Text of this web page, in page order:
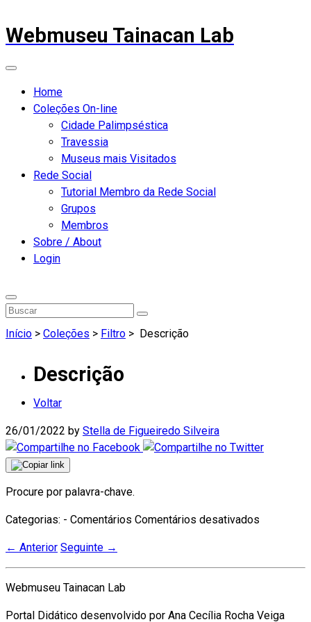
Webmuseu Tainacan Lab
Home
Coleções On-line
Cidade Palimpséstica
Travessia
Museus mais Visitados
Rede Social
Tutorial Membro da Rede Social
Grupos
Membros
Sobre / About
Login
Início > Coleções > Filtro > Descrição
Descrição
Voltar
26/01/2022 by Stella de Figueiredo Silveira
Procure por palavra-chave.
Categorias: - Comentários Comentários desativados
← Anterior Seguinte →
Webmuseu Tainacan Lab
Portal Didático desenvolvido por Ana Cecília Rocha Veiga